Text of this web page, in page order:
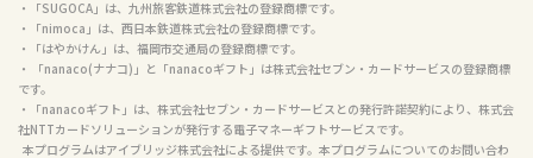
・「SUGOCA」は、九州旅客鉄道株式会社の登録商標です。
・「nimoca」は、西日本鉄道株式会社の登録商標です。
・「はやかけん」は、福岡市交通局の登録商標です。
・ 「nanaco(ナナコ)」と「nanacoギフト」は株式会社セブン・カードサービスの登録商標
です。
・「nanacoギフト」は、株式会社セブン・カードサービスとの発行許諾契約により、株式会
社NTTカードソリューションが発行する電子マネーギフトサービスです。